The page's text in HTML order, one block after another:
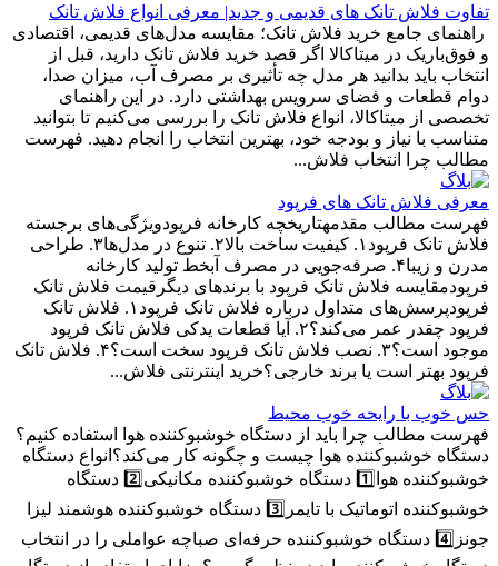
تفاوت فلاش تانک های قدیمی و جدید| معرفی انواع فلاش تانک
راهنمای جامع خرید فلاش تانک؛ مقایسه مدل‌های قدیمی، اقتصادی
و فوق‌باریک در میتاکالا اگر قصد خرید فلاش تانک دارید، قبل از
انتخاب باید بدانید هر مدل چه تأثیری بر مصرف آب، میزان صدا،
دوام قطعات و فضای سرویس بهداشتی دارد. در این راهنمای
تخصصی از میتاکالا، انواع فلاش تانک را بررسی می‌کنیم تا بتوانید
متناسب با نیاز و بودجه خود، بهترین انتخاب را انجام دهید. فهرست
مطالب چرا انتخاب فلاش...
معرفی فلاش تانک های فرپود
فهرست مطالب مقدمهتاریخچه کارخانه فرپودویژگی‌های برجسته
فلاش تانک فرپود۱. کیفیت ساخت بالا۲. تنوع در مدل‌ها۳. طراحی
مدرن و زیبا۴. صرفه‌جویی در مصرف آبخط تولید کارخانه
فرپودمقایسه فلاش تانک فرپود با برندهای دیگرقیمت فلاش تانک
فرپودپرسش‌های متداول درباره فلاش تانک فرپود۱. فلاش تانک
فرپود چقدر عمر می‌کند؟۲. آیا قطعات یدکی فلاش تانک فرپود
موجود است؟۳. نصب فلاش تانک فرپود سخت است؟۴. فلاش تانک
فرپود بهتر است یا برند خارجی؟خرید اینترنتی فلاش...
حس خوب با رایحه خوب محیط
فهرست مطالب چرا باید از دستگاه خوشبوکننده هوا استفاده کنیم؟
دستگاه خوشبوکننده هوا چیست و چگونه کار می‌کند؟انواع دستگاه
خوشبوکننده هوا1️⃣ دستگاه خوشبوکننده مکانیکی2️⃣ دستگاه
خوشبوکننده اتوماتیک با تایمر3️⃣ دستگاه خوشبوکننده هوشمند لیزا
جونز4️⃣ دستگاه خوشبوکننده حرفه‌ای صباچه عواملی را در انتخاب